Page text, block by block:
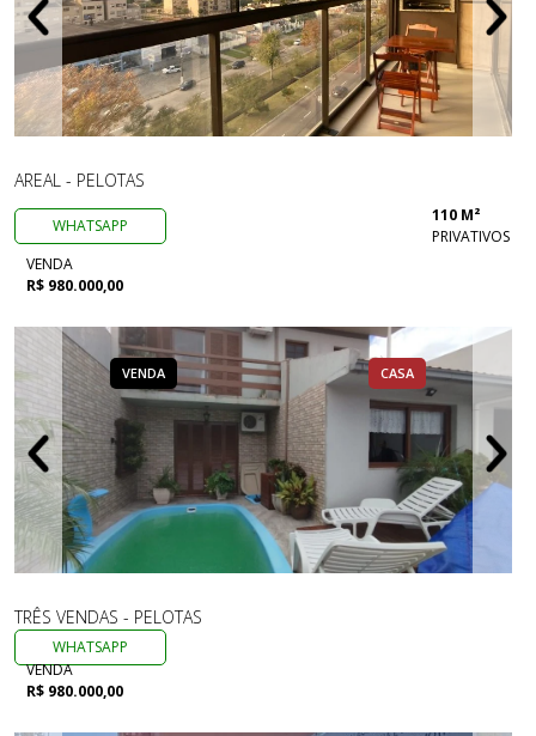
AREAL - PELOTAS
WHATSAPP
110 M²
PRIVATIVOS
VENDA
R$ 980.000,00
VENDA CASA
TRÊS VENDAS - PELOTAS
WHATSAPP
VENDA
R$ 980.000,00